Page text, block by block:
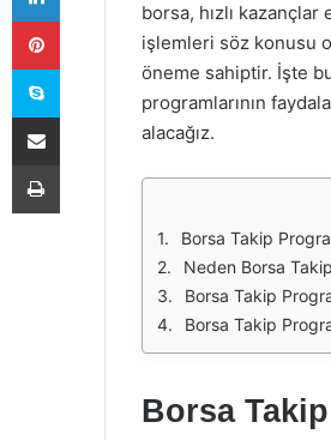
borsa, hızlı
işlemleri söz konusu
öneme sahiptir. İşte
programlarının
alacağız.
Borsa Takip
Neden Borsa Takip
Borsa Takip
Borsa Takip
Borsa
Pinterest
Skype
E-Posta ile paylaş